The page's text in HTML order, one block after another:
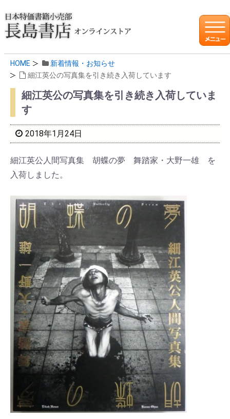
HOME
新着情報・お知らせ
細江英公の写真集を引き続き入荷しています
細江英公の写真集を引き続き入荷していま
す
2018年1月24日
細江英公人間写真集 胡蝶の夢 舞踏家・大野一雄 を
入荷しました。